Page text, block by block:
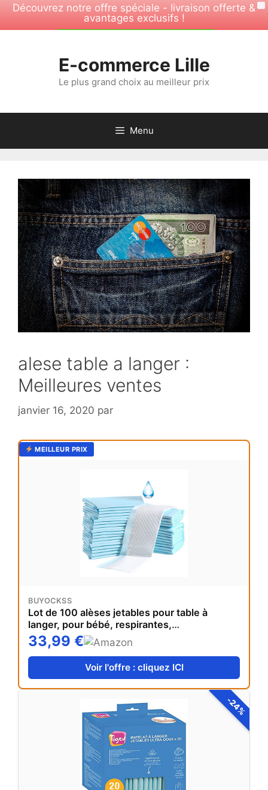
Découvrez notre offre spéciale - livraison offerte &
avantages exclusifs !
E-commerce Lille
Le plus grand choix au meilleur prix
Menu
alese table a langer :
Meilleures ventes
janvier 16, 2020 par
MEILLEUR PRIX
BUYOCKSS
Lot de 100 alèses jetables pour table à
langer, pour bébé, respirantes,
imperméables, anti-fuite, à absorption
rapide, 33 x 45 cm
33,99 €
Voir l'offre : cliquez ICI
-24%